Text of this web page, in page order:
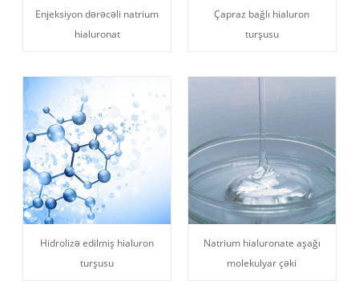
Enjeksiyon dərəcəli natrium
hialuronat
Çapraz bağlı hialuron
turşusu
Hidrolizə edilmiş hialuron
turşusu
Natrium hialuronate aşağı
molekulyar çəki